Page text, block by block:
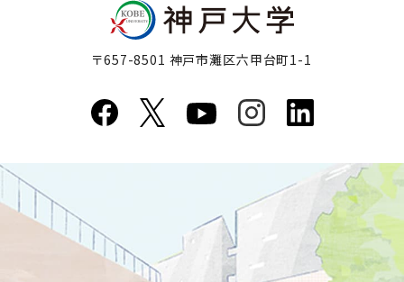
〒657-8501 神戸市灘区六甲台町1-1